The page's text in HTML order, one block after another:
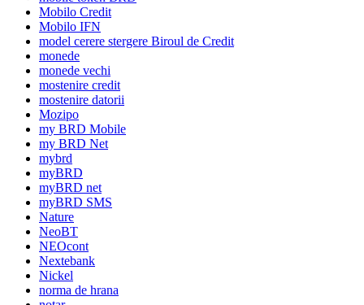
Mobilo Credit
Mobilo IFN
model cerere stergere Biroul de Credit
monede
monede vechi
mostenire credit
mostenire datorii
Mozipo
my BRD Mobile
my BRD Net
mybrd
myBRD
myBRD net
myBRD SMS
Nature
NeoBT
NEOcont
Nextebank
Nickel
norma de hrana